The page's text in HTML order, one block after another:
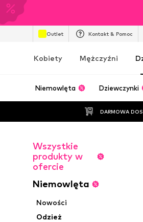
Outlet Kontakt & Pomoc
Kobiety Mężczyźni
Niemowlęta Dziewczynki
DARMOWA
Wszystkie
produkty w
ofercie
Niemowlęta
Nowości
Odzież